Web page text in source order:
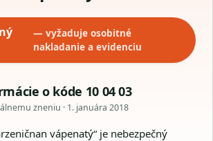
— vyžaduje osobitné
nakladanie a evidenciu
o kóde 10 04 03
zneniu · 1. januára 2018
vápenatý“ je nebezpečný